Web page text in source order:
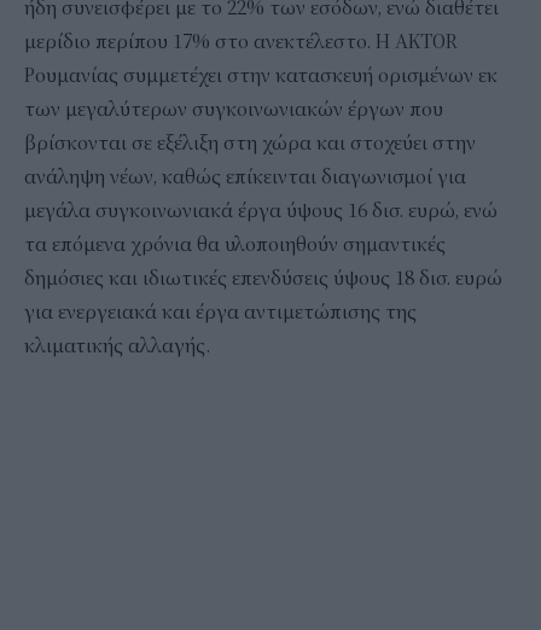
ήδη συνεισφέρει με το 22% των εσόδων, ενώ διαθέτει
μερίδιο περίπου 17% στο ανεκτέλεστο. H AKTOR
Ρουμανίας συμμετέχει στην κατασκευή ορισμένων εκ
των μεγαλύτερων συγκοινωνιακών έργων που
βρίσκονται σε εξέλιξη στη χώρα και στοχεύει στην
ανάληψη νέων, καθώς επίκεινται διαγωνισμοί για
μεγάλα συγκοινωνιακά έργα ύψους 16 δισ. ευρώ, ενώ
τα επόμενα χρόνια θα υλοποιηθούν σημαντικές
δημόσιες και ιδιωτικές επενδύσεις ύψους 18 δισ. ευρώ
για ενεργειακά και έργα αντιμετώπισης της
κλιματικής αλλαγής.